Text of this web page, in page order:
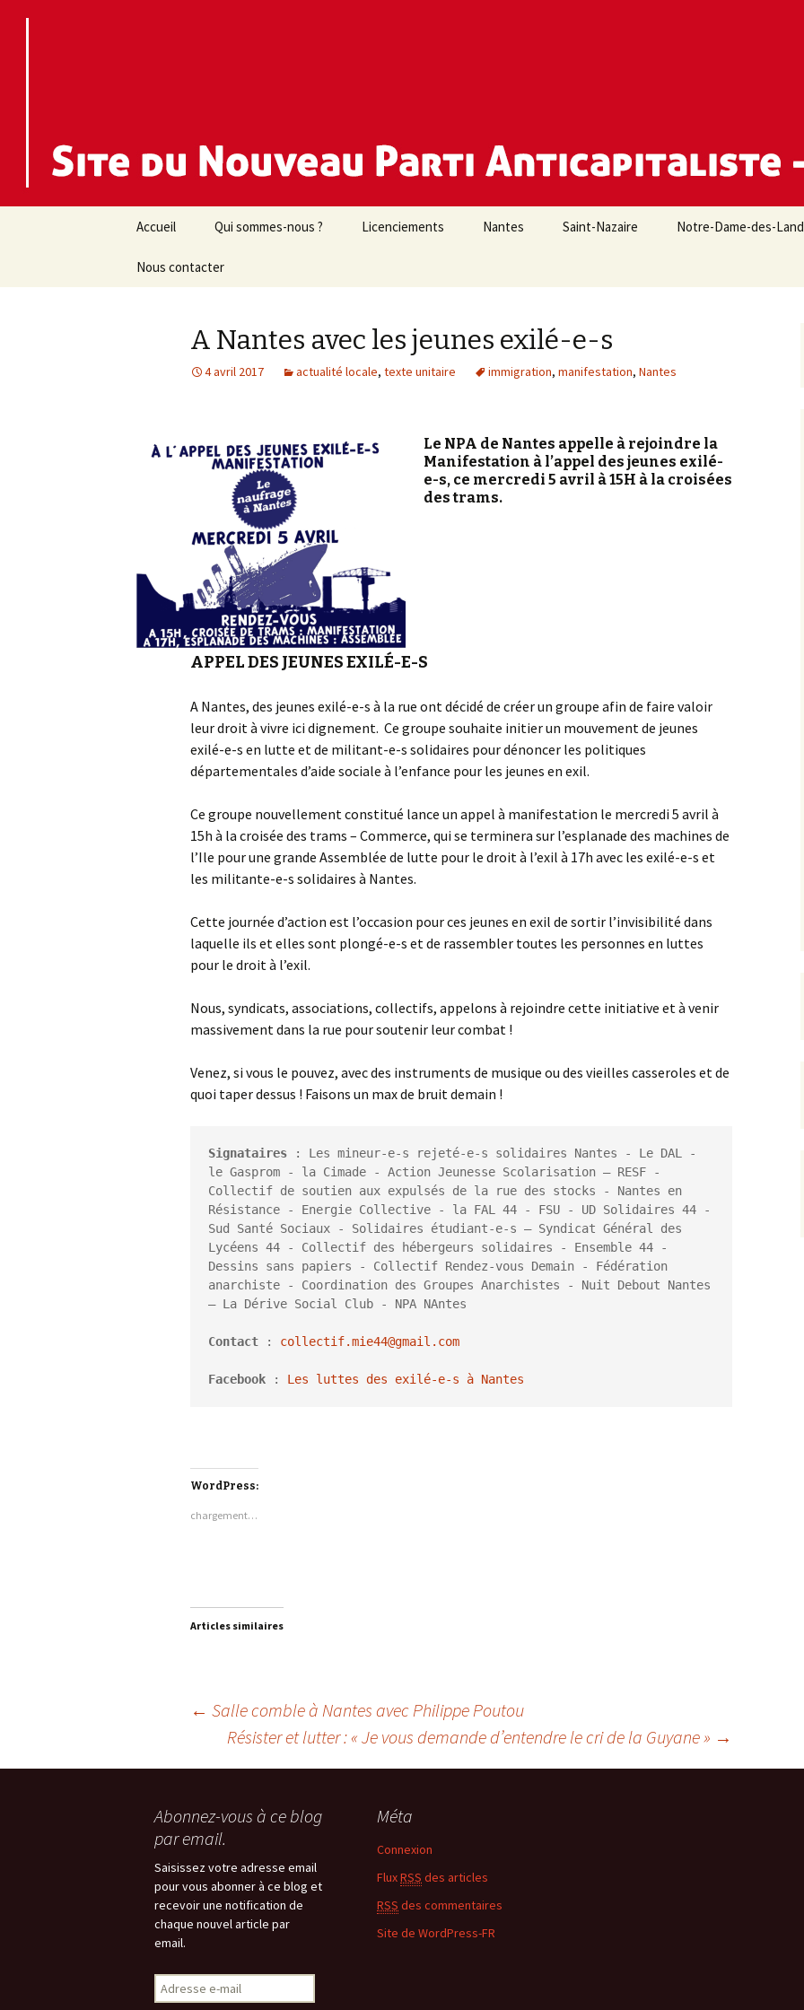
contenu
Accueil Qui sommes-nous ? Licenciements Nantes Saint-Nazaire Notre-Dame-des-
Nous contacter
A Nantes avec les jeunes exilé-e-s
4 avril 2017 actualité locale, texte unitaire immigration, manifestation, Nantes
Le NPA de Nantes appelle à rejoindre la
Manifestation à l’appel des jeunes exilé-
e-s, ce mercredi 5 avril à 15H à la croisées
des trams.
APPEL DES JEUNES EXILÉ-E-S
A Nantes, des jeunes exilé-e-s à la rue ont décidé de créer un groupe afin de faire valoir
leur droit à vivre ici dignement. Ce groupe souhaite initier un mouvement de jeunes
exilé-e-s en lutte et de militant-e-s solidaires pour dénoncer les politiques
départementales d’aide sociale à l’enfance pour les jeunes en exil.
Ce groupe nouvellement constitué lance un appel à manifestation le mercredi 5 avril à
15h à la croisée des trams – Commerce, qui se terminera sur l’esplanade des machines de
l’Ile pour une grande Assemblée de lutte pour le droit à l’exil à 17h avec les exilé-e-s et
les militante-e-s solidaires à Nantes.
Cette journée d’action est l’occasion pour ces jeunes en exil de sortir l’invisibilité dans
laquelle ils et elles sont plongé-e-s et de rassembler toutes les personnes en luttes
pour le droit à l’exil.
Nous, syndicats, associations, collectifs, appelons à rejoindre cette initiative et à venir
massivement dans la rue pour soutenir leur combat !
Venez, si vous le pouvez, avec des instruments de musique ou des vieilles casseroles et de
quoi taper dessus ! Faisons un max de bruit demain !
Signataires
: Les mineur-e-s rejeté-e-s solidaires Nantes - Le DAL -
le Gasprom - la Cimade - Action Jeunesse Scolarisation – RESF -
Collectif de soutien aux expulsés de la rue des stocks - Nantes en
Résistance - Energie Collective - la FAL 44 - FSU - UD Solidaires 44 -
Sud Santé Sociaux - Solidaires étudiant-e-s – Syndicat Général des
Lycéens 44 - Collectif des hébergeurs solidaires - Ensemble 44 -
Dessins sans papiers - Collectif Rendez-vous Demain - Fédération
anarchiste - Coordination des Groupes Anarchistes - Nuit Debout Nantes
– La Dérive Social Club - NPA NAntes
Contact : collectif.mie44@gmail.com
Facebook : Les luttes des exilé-e-s à Nantes
WordPress:
chargement…
Articles similaires
← Salle comble à Nantes avec Philippe Poutou
Résister et lutter : « Je vous demande d’entendre le cri de la Guyane » →
Abonnez-vous à ce blog
par email.
Saisissez votre adresse email
pour vous abonner à ce blog et
recevoir une notification de
chaque nouvel article par
email.
Adresse
e-
Méta
Connexion
FluxRSS des articles
RSS des commentaires
Site de WordPress-FR